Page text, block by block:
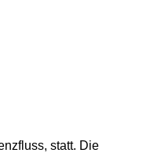
statt. Die